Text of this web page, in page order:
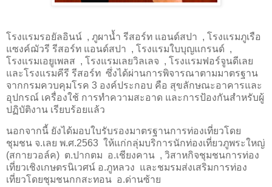
โรงแรมรอยัลอินน์ , ภูผาน้ำ รีสอร์ท แอนด์สปา , โรงแรมภูเรือ
แซงค์ฌัวรี รีสอร์ท แอนด์สปา , โรงแรมใบบุญแกรนด์ ,
โรงแรมเอยูเพลส , โรงแรมเลยวิลเลจ , โรงแรมฟอร์จูนดีเลย
และโรงแรมคีรี รีสอร์ท ซึ่งได้ผ่านการพิจารณาตามมาตรฐาน
จากกรมควบคุมโรค 3 องค์ประกอบ คือ สุขลักษณะอาคารและ
อุปกรณ์ เครื่องใช้ การทําความสะอาด และการป้องกันสําหรับผู้
ปฏิบัติงาน เรียบร้อยแล้ว
นอกจากนี้ ยังได้มอบใบรับรองมาตรฐานการท่องเที่ยวโดย
ชุมชน จ.เลย พ.ศ.2563 ให้แก่กลุ่มบริการนักท่องเที่ยวภูพระใหญ่
(สกายวอล์ค) ต.ปากตม อ.เชียงคาน , วิสาหกิจชุมชนการท่อง
เที่ยวเชิงเกษตรนิเวศน์ อ.ภูหลวง และชมรมส่งเสริมการท่อง
เที่ยวโดยชุมชนกกสะทอน อ.ด่านซ้าย